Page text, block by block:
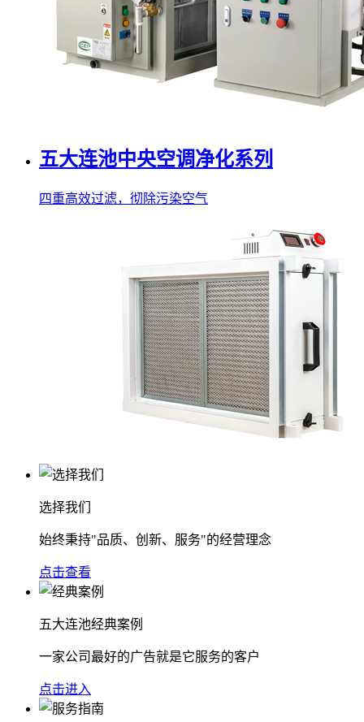
五大连池中央空调净化系列
四重高效过滤，彻除污染空气
选择我们
始终秉持"品质、创新、服务"的经营理念
点击查看
五大连池经典案例
一家公司最好的广告就是它服务的客户
点击进入